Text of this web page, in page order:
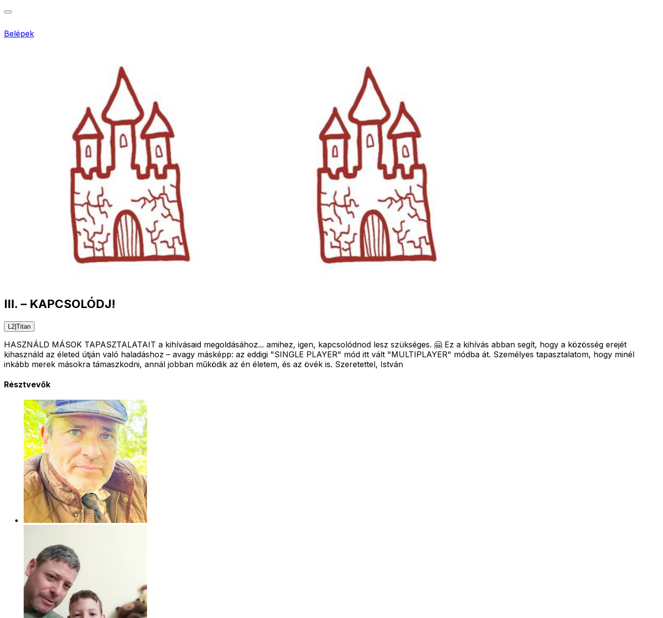
Belépek
III. – KAPCSOLÓDJ!
L 2|Titan
HASZNÁLD MÁSOK TAPASZTALATAIT a kihívásaid megoldásához... amihez, igen, kapcsolódnod lesz szükséges. 🤗 Ez a kihívás abban segít, hogy a közösség erejét
kihasználd az életed útján való haladáshoz – avagy másképp: az eddigi "SINGLE PLAYER" mód itt vált "MULTIPLAYER" módba át. Személyes tapasztalatom, hogy minél
inkább merek másokra támaszkodni, annál jobban működik az én életem, és az övék is. Szeretettel, István
Résztvevők